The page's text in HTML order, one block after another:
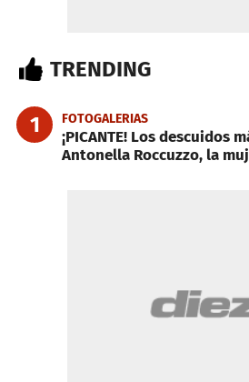
TRENDING
1 FOTOGALERIAS
¡PICANTE! Los descuidos
Antonella Roccuzzo, la